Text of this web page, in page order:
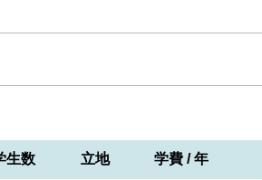
生数 立地 学費 / 年